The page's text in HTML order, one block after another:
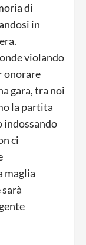
di
in
violando
onorare
gara, tra noi
la partita
indossando
ci
maglia